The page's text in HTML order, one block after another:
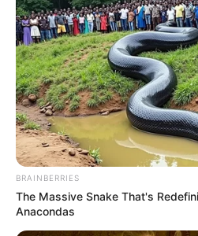
Η τοποθεσία του χωριού,
BRAINBERRIES
The Massive Snake That's
Anacondas